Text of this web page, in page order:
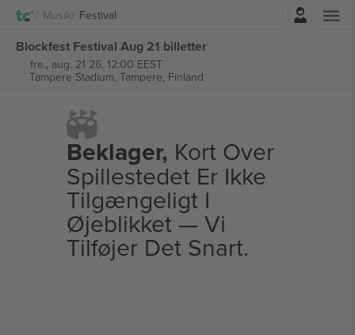
Musik Festival
Blockfest Festival Aug 21 billetter
fre., aug. 21 26, 12:00 EEST
Tampere Stadium, Tampere, Finland
Beklager, Kort Over
Spillestedet Er Ikke
Tilgængeligt I
Øjeblikket — Vi
Tilføjer Det Snart.